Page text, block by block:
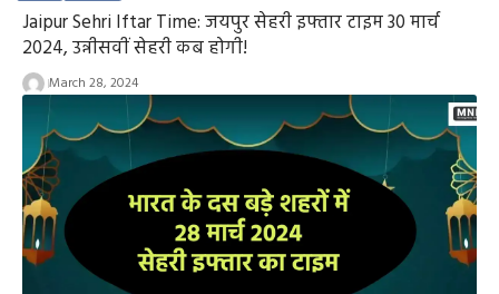
Jaipur Sehri Iftar Time: जयपुर सेहरी इफ्तार टाइम 30 मार्च
2024, उन्नीसवीं सेहरी कब होगी!
March 28, 2024